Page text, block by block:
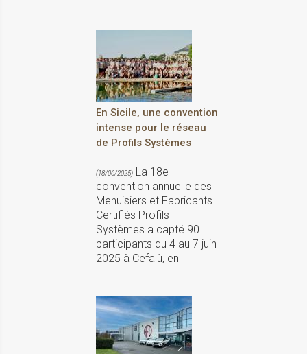
En Sicile, une convention
intense pour le réseau
de Profils Systèmes
(18/06/2025) La 18e
convention annuelle des
Menuisiers et Fabricants
Certifiés Profils
Systèmes a capté 90
participants du 4 au 7 juin
2025 à Cefalù, en